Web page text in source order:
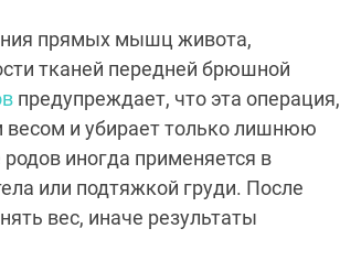
прямых мышц живота,
тканей передней брюшной
предупреждает, что эта операция,
весом и убирает только лишнюю
иногда применяется в
или подтяжкой груди. После
вес, иначе результаты